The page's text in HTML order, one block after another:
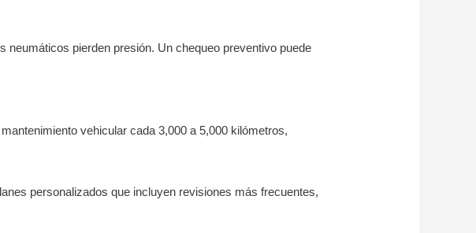
pierden presión. Un chequeo preventivo puede
vehicular cada 3,000 a 5,000 kilómetros,
personalizados que incluyen revisiones más frecuentes,